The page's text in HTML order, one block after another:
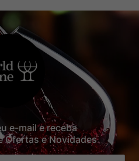
e-mail e receba
Ofertas e Novidades